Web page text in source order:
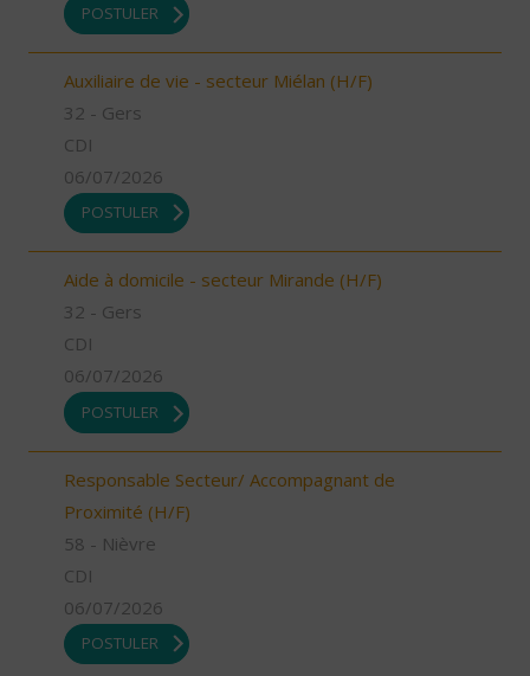
POSTULER
Auxiliaire de vie - secteur Miélan (H/F)
32 - Gers
CDI
06/07/2026
POSTULER
Aide à domicile - secteur Mirande (H/F)
32 - Gers
CDI
06/07/2026
POSTULER
Responsable Secteur/ Accompagnant de
Proximité (H/F)
58 - Nièvre
CDI
06/07/2026
POSTULER